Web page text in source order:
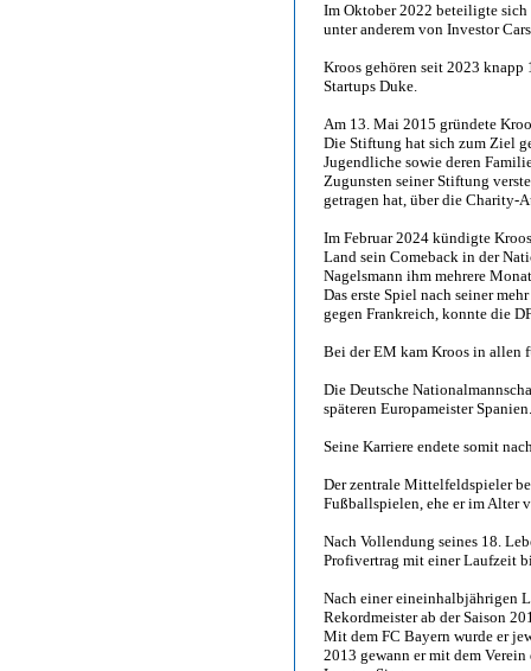
Im Oktober 2022 beteiligte
unter anderem von Investor
Kroos gehören seit 2023
Startups Duke.
Am 13. Mai 2015 gründete
Die Stiftung hat sich zum Ziel
Jugendliche sowie deren
Zugunsten seiner Stiftung
getragen hat, über die
Im Februar 2024 kündigte
Land sein Comeback in der
Nagelsmann ihm mehrere
Das erste Spiel nach seiner
gegen Frankreich, konnte die
Bei der EM kam Kroos in allen
Die Deutsche
späteren Europameister Spanien.
Seine Karriere endete somit
Der zentrale Mittelfeldspieler
Fußballspielen, ehe er im Alter
Nach Vollendung seines 18.
Profivertrag mit einer Laufzeit
Nach einer eineinhalbjährigen
Rekordmeister ab der Saison
Mit dem FC Bayern wurde er
2013 gewann er mit dem